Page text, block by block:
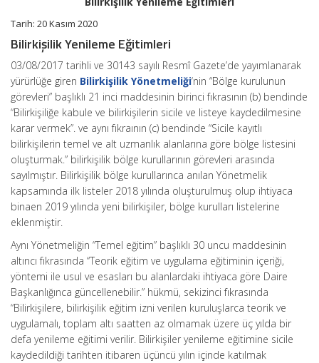
Tarih: 20 Kasım 2020
Bilirkişilik Yenileme Eğitimleri
03/08/2017 tarihli ve 30143 sayılı Resmî Gazete’de yayımlanarak
yürürlüğe giren Bilirkişilik Yönetmeliği‘nin “Bölge kurulunun
görevleri” başlıklı 21 inci maddesinin birinci fıkrasının (b) bendinde
“Bilirkişiliğe kabule ve bilirkişilerin sicile ve listeye kaydedilmesine
karar vermek”. ve aynı fıkraının (c) bendinde “Sicile kayıtlı
bilirkişilerin temel ve alt uzmanlık alanlarına göre bölge listesini
oluşturmak.” bilirkişilik bölge kurullarının görevleri arasında
sayılmıştır. Bilirkişilik bölge kurullarınca anılan Yönetmelik
kapsamında ilk listeler 2018 yılında oluşturulmuş olup ihtiyaca
binaen 2019 yılında yeni bilirkişiler, bölge kurulları listelerine
eklenmiştir.
Aynı Yönetmeliğin “Temel eğitim” başlıklı 30 uncu maddesinin
altıncı fıkrasında “Teorik eğitim ve uygulama eğitiminin içeriği,
yöntemi ile usul ve esasları bu alanlardaki ihtiyaca göre Daire
Başkanlığınca güncellenebilir.” hükmü, sekizinci fıkrasında
“Bilirkişilere, bilirkişilik eğitim izni verilen kuruluşlarca teorik ve
uygulamalı, toplam altı saatten az olmamak üzere üç yılda bir
defa yenileme eğitimi verilir. Bilirkişiler yenileme eğitimine sicile
kaydedildiği tarihten itibaren üçüncü yılın içinde katılmak